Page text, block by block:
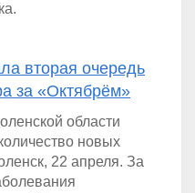
вторая очередь
за «Октябрём»
области
новых
22 апреля. За